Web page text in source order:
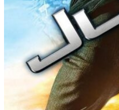
Superhelte
Hvem?
Set i 2024
Set i 2023
Set i 2022
Set i 2021
Set i 2020
Set i 2019
Set i 2018
Set i 2017
Set i 2016